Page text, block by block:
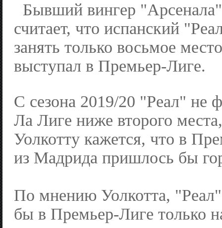
Бывший вингер
считает, что испанский
занять только восьмое
выступал в Премьер-Лиге.
С сезона 2019/20 "Реал" не
Ла Лиге ниже второго
Уолкотту кажется, что в
из Мадрида пришлось бы
По мнению Уолкотта,
бы в Премьер-Лиге только